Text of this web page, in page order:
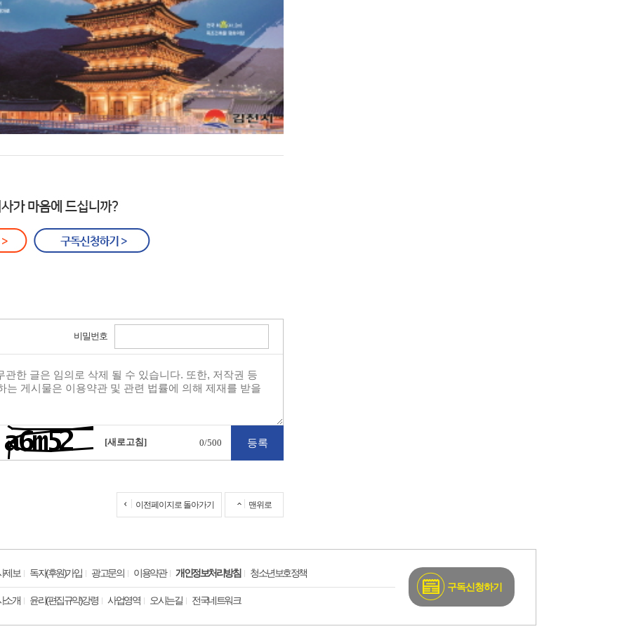
비밀번호
[새로고침] 0/500
이전페이지로 돌아가기 맨위로
제보 독자(후원)가입 광고문의 이용약관 개인정보처리방침 청소년보호정책
소개 윤리(편집규약)강령 사업영역 오시는길 전국네트워크
구독신청하기